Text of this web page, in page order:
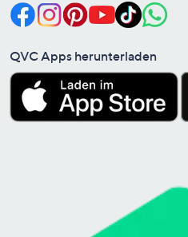
QVC Apps herunterladen